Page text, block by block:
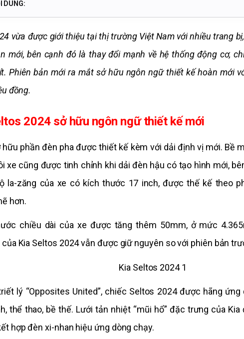
DUNG:
vừa được giới thiệu tại thị trường Việt Nam với nhiều trang
mới, bên cạnh đó là thay đổi mạnh về hệ thống động cơ,
Phiên bản mới ra mắt sở hữu ngôn ngữ thiết kế hoàn mới
đồng.
2024 sở hữu ngôn ngữ thiết kế mới
hữu phần đèn pha được thiết kế kèm với dải định vị mới. Bề
xe cũng được tinh chỉnh khi dải đèn hậu có tạo hình mới,
la-zăng của xe có kích thước 17 inch, được thế kế theo
hơn.
chiều dài của xe được tăng thêm 50mm, ở mức
Kia Seltos 2024 vẫn được giữ nguyên so với phiên bản
lý “Opposites United”, chiếc Seltos 2024 được hãng ứng
thể thao, bề thế. Lưới tản nhiệt “mũi hổ” đặc trưng của
hợp đèn xi-nhan hiệu ứng dòng chạy.